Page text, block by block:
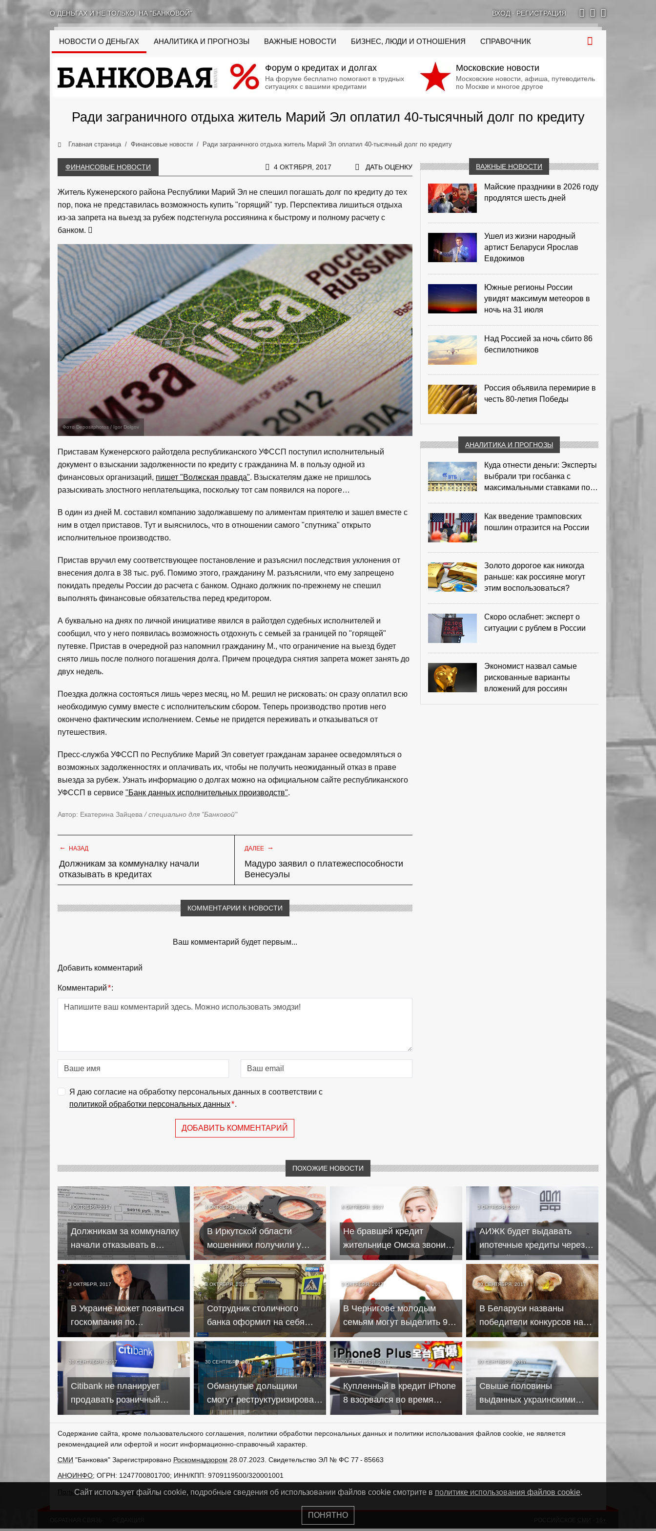
О ДЕНЬГАХ И НЕ ТОЛЬКО, НА "БАНКОВОЙ" ВХОД· РЕГИСТРАЦИЯ
НОВОСТИ О ДЕНЬГАХ АНАЛИТИКА И ПРОГНОЗЫ ВАЖНЫЕ НОВОСТИ БИЗНЕС, ЛЮДИ И ОТНОШЕНИЯ СПРАВОЧНИК
Форум о кредитах и долгах
На форуме бесплатно помогают в трудных
ситуациях с вашими кредитами
Московские новости
Московские новости, афиша, путеводитель
по Москве и многое другое
Ради заграничного отдыха житель Марий Эл оплатил 40-тысячный долг по кредиту
Главная страница Финансовые новости Ради заграничного отдыха житель Марий Эл оплатил 40-тысячный долг по кредиту
ФИНАНСОВЫЕ НОВОСТИ 4 ОКТЯБРЯ, 2017 ДАТЬ ОЦЕНКУ
Житель Куженерского района Республики Марий Эл не спешил погашать долг по кредиту до тех
пор, пока не представилась возможность купить "горящий" тур. Перспектива лишиться отдыха
из-за запрета на выезд за рубеж подстегнула россиянина к быстрому и полному расчету с
банком.
Фото Depositphotos / Igor Dolgov
Приставам Куженерского райотдела республиканского УФССП поступил исполнительный
документ о взыскании задолженности по кредиту с гражданина М. в пользу одной из
финансовых организаций, пишет "Волжская правда". Взыскателям даже не пришлось
разыскивать злостного неплательщика, поскольку тот сам появился на пороге…
В один из дней М. составил компанию задолжавшему по алиментам приятелю и зашел вместе с
ним в отдел приставов. Тут и выяснилось, что в отношении самого "спутника" открыто
исполнительное производство.
Пристав вручил ему соответствующее постановление и разъяснил последствия уклонения от
внесения долга в 38 тыс. руб. Помимо этого, гражданину М. разъяснили, что ему запрещено
покидать пределы России до расчета с банком. Однако должник по-прежнему не спешил
выполнять финансовые обязательства перед кредитором.
А буквально на днях по личной инициативе явился в райотдел судебных исполнителей и
сообщил, что у него появилась возможность отдохнуть с семьей за границей по "горящей"
путевке. Пристав в очередной раз напомнил гражданину М., что ограничение на выезд будет
снято лишь после полного погашения долга. Причем процедура снятия запрета может занять до
двух недель.
Поездка должна состояться лишь через месяц, но М. решил не рисковать: он сразу оплатил всю
необходимую сумму вместе с исполнительским сбором. Теперь производство против него
окончено фактическим исполнением. Семье не придется переживать и отказываться от
путешествия.
Пресс-служба УФССП по Республике Марий Эл советует гражданам заранее осведомляться о
возможных задолженностях и оплачивать их, чтобы не получить неожиданный отказ в праве
выезда за рубеж. Узнать информацию о долгах можно на официальном сайте республиканского
УФССП в сервисе "Банк данных исполнительных производств".
Автор: Екатерина Зайцева/ специально для "Банковой"
← НАЗАД
Должникам за коммуналку начали
отказывать в кредитах
ДАЛЕЕ →
Мадуро заявил о платежеспособности
Венесуэлы
КОММЕНТАРИИ К НОВОСТИ
Ваш комментарий будет первым...
Добавить комментарий
Комментарий*:
Я даю согласие на обработку персональных данных в соответствии с
политикой обработки персональных данных*.
ДОБАВИТЬ КОММЕНТАРИЙ
ВАЖНЫЕ НОВОСТИ
Майские праздники в 2026 году
продлятся шесть дней
Ушел из жизни народный
артист Беларуси Ярослав
Евдокимов
Южные регионы России
увидят максимум метеоров в
ночь на 31 июля
Над Россией за ночь сбито 86
беспилотников
Россия объявила перемирие в
честь 80-летия Победы
АНАЛИТИКА И ПРОГНОЗЫ
Куда отнести деньги: Эксперты
выбрали три госбанка с
максимальными ставками по
Как введение трамповских
пошлин отразится на России
Золото дорогое как никогда
раньше: как россияне могут
этим воспользоваться?
Скоро ослабнет: эксперт о
ситуации с рублем в России
Экономист назвал самые
рискованные варианты
вложений для россиян
ПОХОЖИЕ НОВОСТИ
4 ОКТЯБРЯ, 2017
Должникам за коммуналку
начали отказывать в
кредитах
4 ОКТЯБРЯ, 2017
В Иркутской области
мошенники получили у
доверчевых граждан более
миллиона рублей
4 ОКТЯБРЯ, 2017
Не бравшей кредит
жительнице Омска звонили
из банка более десяти раз
на день
3 ОКТЯБРЯ, 2017
АИЖК будет выдавать
ипотечные кредиты через
"Российский капитал"
3 ОКТЯБРЯ, 2017
В Украине может появиться
госкомпания по
управлению проблемными
3 ОКТЯБРЯ, 2017
Сотрудник столичного
банка оформил на себя
огромный кредит и сдался
полиции
3 ОКТЯБРЯ, 2017
В Чернигове молодым
семьям могут выделить 90
миллионов на жилищные
кредиты
30 СЕНТЯБРЯ, 2017
В Беларуси названы
победители конкурсов на
получение кредитов для
инвестроектов
30 СЕНТЯБРЯ, 2017
Citibank не планирует
продавать розничный
портфель
30 СЕНТЯБРЯ, 2017
Обманутые дольщики
смогут реструктуризировать
ипотечные кредиты
30 СЕНТЯБРЯ, 2017
Купленный в кредит iPhone
8 взорвался во время
зарядки
30 СЕНТЯБРЯ, 2017
Свыше половины
выданных украинскими
банками кредитов
Содержание сайта, кроме пользовательского соглашения, политики обработки персональных данных и политики использования файлов cookie, не является
рекомендацией или офертой и носит информационно-справочный характер.
СМИ "Банковая" Зарегистрировано Роскомнадзором 28.07.2023. Свидетельство ЭЛ № ФС 77 - 85663
АНОИНФО; ОГРН: 1247700801700; ИНН/КПП: 9709119500/320001001
Пользовательское соглашение Политика обработки персональных данных Использование cookies Сделано вРунетЛаб – Сайты и CRM
Сайт использует файлы cookie, подробные сведения об использовании файлов cookie смотрите вполитике использования файлов cookie.
ПОНЯТНО